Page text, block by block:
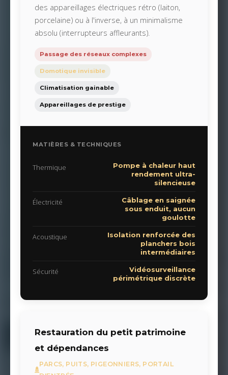
des appareillages électriques rétro (laiton,
porcelaine) ou à l'inverse, à un minimalisme
absolu (interrupteurs affleurants).
Passage des réseaux complexes
Domotique invisible
Climatisation gainable
Appareillages de prestige
MATIÈRES & TECHNIQUES
Thermique
Pompe à chaleur haut
rendement ultra-
silencieuse
Électricité
Câblage en saignée
sous enduit, aucun
goulotte
Acoustique
Isolation renforcée des
planchers bois
intermédiaires
Sécurité
Vidéosurveillance
périmétrique discrète
Restauration du petit patrimoine
et dépendances
PARCS, PUITS, PIGEONNIERS, PORTAIL